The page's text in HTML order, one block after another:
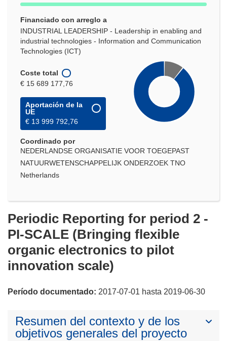
Financiado con arreglo a
INDUSTRIAL LEADERSHIP - Leadership in enabling and
industrial technologies - Information and Communication
Technologies (ICT)
Coste total
€ 15 689 177,76
Aportación de la
UE
€ 13 999 792,76
Coordinado por
NEDERLANDSE ORGANISATIE VOOR TOEGEPAST
NATUURWETENSCHAPPELIJK ONDERZOEK TNO
Netherlands
Periodic Reporting for period 2 -
PI-SCALE (Bringing flexible
organic electronics to pilot
innovation scale)
Período documentado: 2017-07-01 hasta 2019-06-30
Resumen del contexto y de los
objetivos generales del proyecto